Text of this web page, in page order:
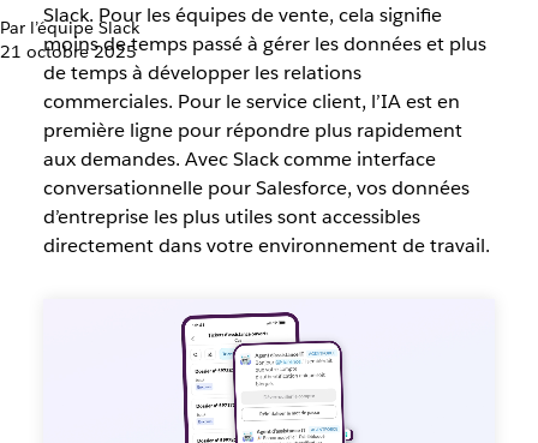
Par l’équipe Slack
21 octobre 2025
Slack. Pour les équipes de vente, cela signifie
moins de temps passé à gérer les données et plus
de temps à développer les relations
commerciales. Pour le service client, l’IA est en
première ligne pour répondre plus rapidement
aux demandes. Avec Slack comme interface
conversationnelle pour Salesforce, vos données
d’entreprise les plus utiles sont accessibles
directement dans votre environnement de travail.